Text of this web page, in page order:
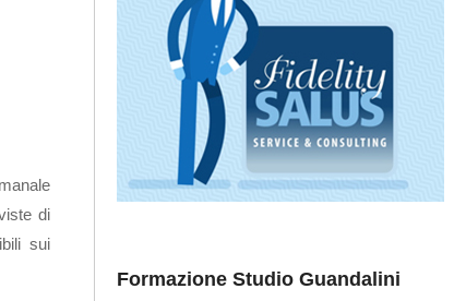
di
sui
Formazione Studio Guandalini